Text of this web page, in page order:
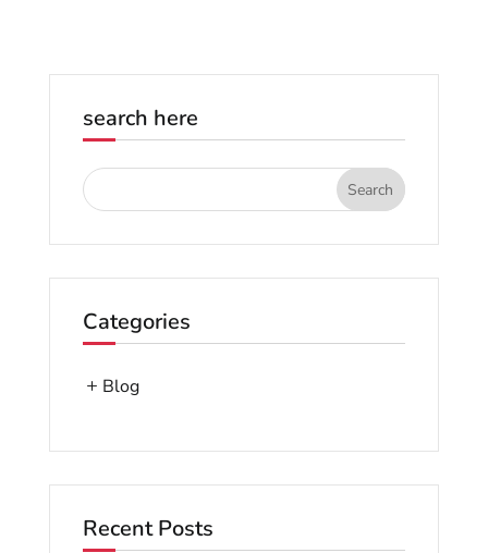
search here
Categories
Blog
Recent Posts